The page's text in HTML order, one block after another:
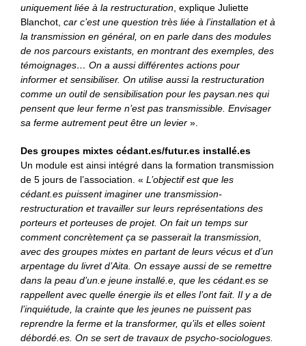
uniquement liée à la restructuration , explique Juliette
Blanchot, car c’est une question très liée à l’installation et à
la transmission en général, on en parle dans des modules
de nos parcours existants, en montrant des exemples, des
témoignages… On a aussi différentes actions pour
informer et sensibiliser. On utilise aussi la restructuration
comme un outil de sensibilisation pour les paysan.nes qui
pensent que leur ferme n’est pas transmissible. Envisager
sa ferme autrement peut être un levier ».
Des groupes mixtes cédant.es/futur.es installé.es
Un module est ainsi intégré dans la formation transmission
de 5 jours de l’association. « L’objectif est que les
cédant.es puissent imaginer une transmission-
restructuration et travailler sur leurs représentations des
porteurs et porteuses de projet. On fait un temps sur
comment concrètement ça se passerait la transmission,
avec des groupes mixtes en partant de leurs vécus et d’un
arpentage du livret d’Aita. On essaye aussi de se remettre
dans la peau d’un.e jeune installé.e, que les cédant.es se
rappellent avec quelle énergie ils et elles l’ont fait. Il y a de
l’inquiétude, la crainte que les jeunes ne puissent pas
reprendre la ferme et la transformer, qu’ils et elles soient
débordé.es. On se sert de travaux de psycho-sociologues.